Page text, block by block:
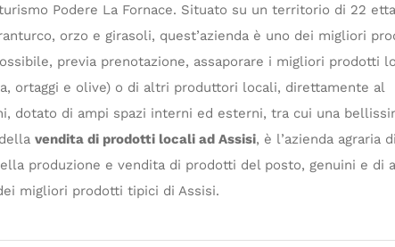
Podere La Fornace. Situato su un territorio di 22
orzo e girasoli, quest’azienda è uno dei migliori
previa prenotazione, assaporare i migliori prodotti
ortaggi e olive) o di altri produttori locali, direttamente al
dotato di ampi spazi interni ed esterni, tra cui una
vendita di prodotti locali ad Assisi, è l’azienda agraria
produzione e vendita di prodotti del posto, genuini e di
migliori prodotti tipici di Assisi.